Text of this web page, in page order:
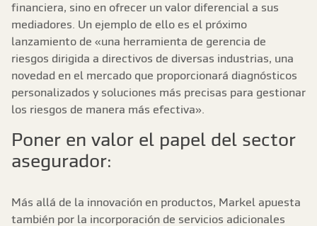
financiera, sino en ofrecer un valor diferencial a sus
mediadores. Un ejemplo de ello es el próximo
lanzamiento de «una herramienta de gerencia de
riesgos dirigida a directivos de diversas industrias, una
novedad en el mercado que proporcionará diagnósticos
personalizados y soluciones más precisas para gestionar
los riesgos de manera más efectiva».
Poner en valor el papel del sector
asegurador:
Más allá de la innovación en productos, Markel apuesta
también por la incorporación de servicios adicionales